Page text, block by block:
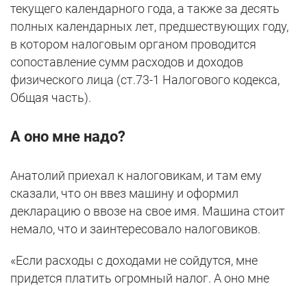
текущего календарного года, а также за десять
полных календарных лет, предшествующих году,
в котором налоговым органом проводится
сопоставление сумм расходов и доходов
физического лица (ст.73-1 Налогового кодекса,
Общая часть).
А оно мне надо?
Анатолий приехал к налоговикам, и там ему
сказали, что он ввез машину и оформил
декларацию о ввозе на свое имя. Машина стоит
немало, что и заинтересовало налоговиков.
«Если расходы с доходами не сойдутся, мне
придется платить огромный налог. А оно мне